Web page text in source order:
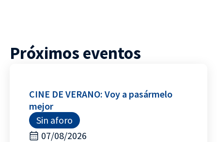
Próximos eventos
CINE DE VERANO: Voy a pasármelo
mejor
Sin aforo
07/08/2026